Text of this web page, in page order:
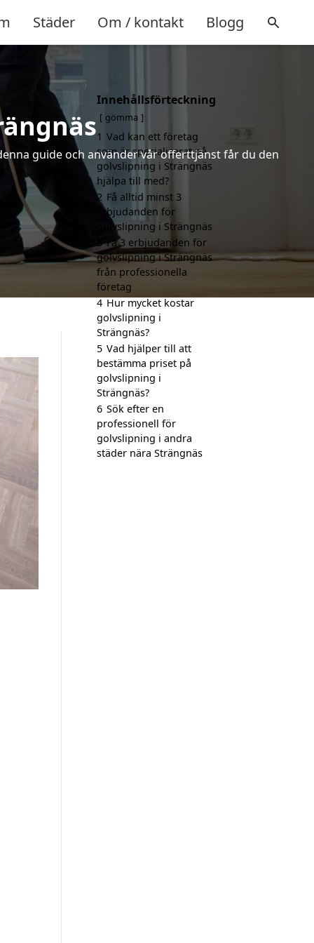
Städer Om / kontakt Blogg
guide och använder vår offerttjänst får du den
Innehållsförteckning
gömma
1 Vad kan ett företag
som är specialiserat på
golvslipning i Strängnäs
hjälpa till med?
2 Få alltid minst 3
erbjudanden för
golvslipning i Strängnäs
3 Få 3 erbjudanden för
golvslipning i Strängnäs
från professionella
företag
4 Hur mycket kostar
golvslipning i
Strängnäs?
5 Vad hjälper till att
bestämma priset på
golvslipning i
Strängnäs?
6 Sök efter en
professionell för
golvslipning i andra
städer nära Strängnäs